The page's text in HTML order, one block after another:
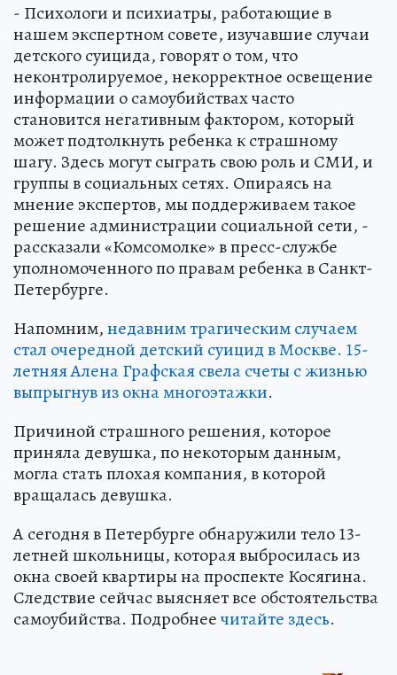
- Психологи и психиатры, работающие в
нашем экспертном совете, изучавшие случаи
детского суицида, говорят о том, что
неконтролируемое, некорректное освещение
информации о самоубийствах часто
становится негативным фактором, который
может подтолкнуть ребенка к страшному
шагу. Здесь могут сыграть свою роль и СМИ, и
группы в социальных сетях. Опираясь на
мнение экспертов, мы поддерживаем такое
решение администрации социальной сети, -
рассказали «Комсомолке» в пресс-службе
уполномоченного по правам ребенка в Санкт-
Петербурге.
Напомним,недавним трагическим случаем
стал очередной детский суицид в Москве. 15-
летняя Алена Графская свела счеты с жизнью
выпрыгнув из окна многоэтажки.
Причиной страшного решения, которое
приняла девушка, по некоторым данным,
могла стать плохая компания, в которой
вращалась девушка.
А сегодня в Петербурге обнаружили тело 13-
летней школьницы, которая выбросилась из
окна своей квартиры на проспекте Косягина.
Следствие сейчас выясняет все обстоятельства
самоубийства. Подробнеечитайте здесь.